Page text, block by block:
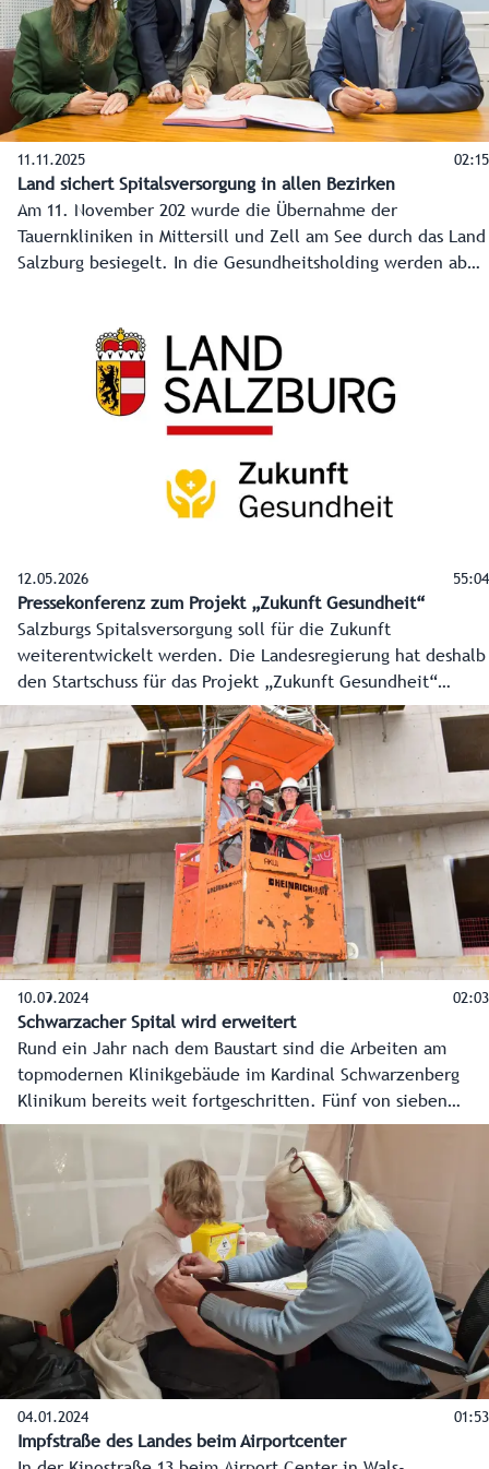
11.11.2025 02:15
Land sichert Spitalsversorgung in allen Bezirken
Am 11. November 202 wurde die Übernahme der
Tauernkliniken in Mittersill und Zell am See durch das Land
Salzburg besiegelt. In die Gesundheitsholding werden aber
Gutschi betont. Das Ziel: langfristige Absicherung der
regionalen Spitalsversorgung durch das Land Salzburg und
die Sicherung der damit verbundenen Arbeitsplätze.
12.05.2026 55:04
Pressekonferenz zum Projekt „Zukunft Gesundheit“
Salzburgs Spitalsversorgung soll für die Zukunft
weiterentwickelt werden. Die Landesregierung hat deshalb
den Startschuss für das Projekt „Zukunft Gesundheit“
erteilt. Expertinnen und Experten, Fachleute der Spitäler,
der Ärzteschaft, der Pflege, der Universität und der
Sozialversicherungen sollen abgestimmte und
umsetzungsreife Maßnahmen erarbeiten. Die Leitung
übernimmt Dr. Franz Harnoncourt. Bis 2028 sollen fundierte
Empfehlungen vorliegen.
10.09.2024 02:03
Schwarzacher Spital wird erweitert
Rund ein Jahr nach dem Baustart sind die Arbeiten am
topmodernen Klinikgebäude im Kardinal Schwarzenberg
Klinikum bereits weit fortgeschritten. Fünf von sieben
Geschoße des 76-Millionen-Euro-Projektes sind bereits im
Rohbau fertig. Der Zeit- und Kostenplan wird aller
Voraussicht nach eingehalten. Bis November soll der
Rohbau fertig sein. Ende 2026 ist auch der Ausbau des
Klinikgebäudes abgeschlossen.
04.01.2024 01:53
Impfstraße des Landes beim Airportcenter